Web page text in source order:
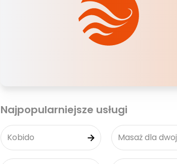
Najpopularniejsze usługi
Kobido Masaż dla